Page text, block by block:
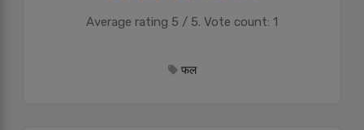
Average rating 5 / 5. Vote count: 1
फल